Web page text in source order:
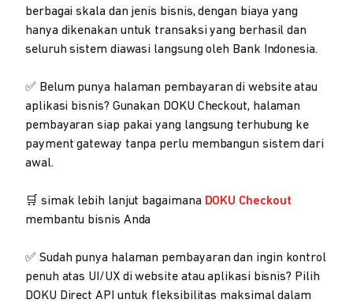
berbagai skala dan jenis bisnis, dengan biaya yang
hanya dikenakan untuk transaksi yang berhasil dan
seluruh sistem diawasi langsung oleh Bank Indonesia.
✅ Belum punya halaman pembayaran di website atau
aplikasi bisnis? Gunakan DOKU Checkout, halaman
pembayaran siap pakai yang langsung terhubung ke
payment gateway tanpa perlu membangun sistem dari
awal.
🛒 simak lebih lanjut bagaimana DOKU Checkout
membantu bisnis Anda
✅ Sudah punya halaman pembayaran dan ingin kontrol
penuh atas UI/UX di website atau aplikasi bisnis? Pilih
DOKU Direct API untuk fleksibilitas maksimal dalam